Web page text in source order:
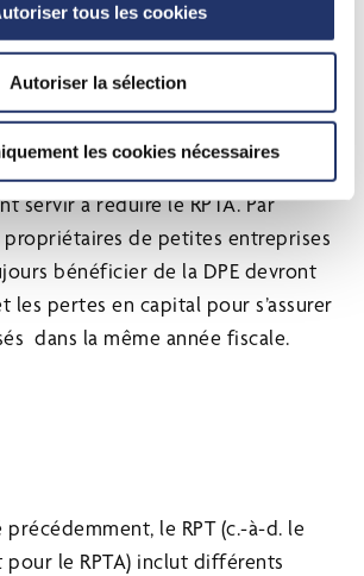
tous les cookies
Autoriser la sélection
les cookies nécessaires
nets en capital de l’année dans
Bien que cette option peut
réduire les gains en capital
courante d’une société
pertes nettes en capital de l’année
servir à réduire le RPTA. Par
propriétaires de petites entreprises
bénéficier de la DPE devront
les pertes en capital pour s’assurer
dans la même année fiscale.
le RPT (c.-à-d. le
le RPTA) inclut différents